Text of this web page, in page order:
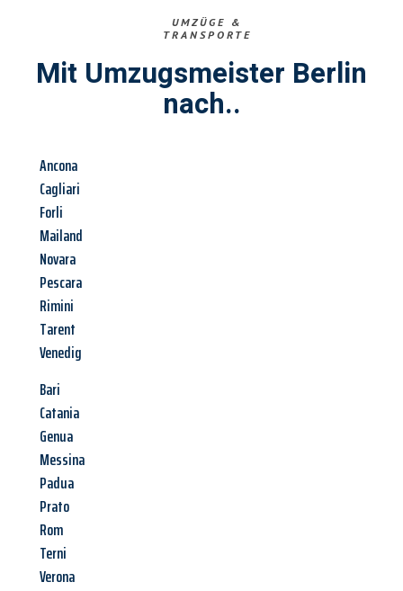
UMZÜGE &
TRANSPORTE
Mit Umzugsmeister Berlin
nach..
Ancona
Cagliari
Forli
Mailand
Novara
Pescara
Rimini
Tarent
Venedig
Bari
Catania
Genua
Messina
Padua
Prato
Rom
Terni
Verona